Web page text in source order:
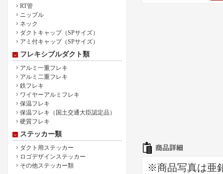
RT管
ニップル
ネック
ダクトキャップ（SPサイズ）
アミ付キャップ（SPサイズ）
フレキシブルダクト類
アルミ一重フレキ
アルミ二重フレキ
鉄フレキ
ワイヤーアルミフレキ
保温フレキ
保温フレキ（国土交通大臣認定品）
硬質フレキ
ステッカー類
ダクト用ステッカー
ロゴデザインステッカー
その他ステッカー類
※商品写真は亜